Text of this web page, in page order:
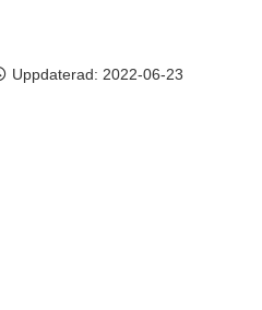
Uppdaterad: 2022-06-23